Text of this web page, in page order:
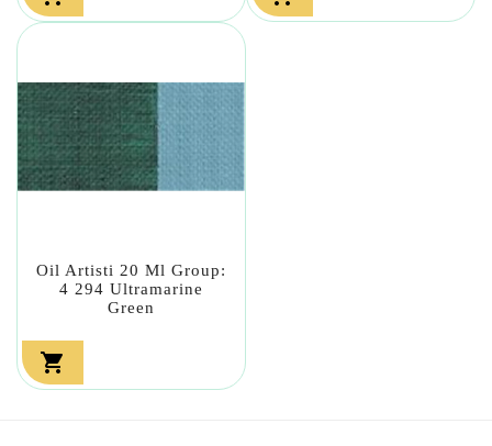
Oil Artisti 20 Ml Group:
4 294 Ultramarine
Green
